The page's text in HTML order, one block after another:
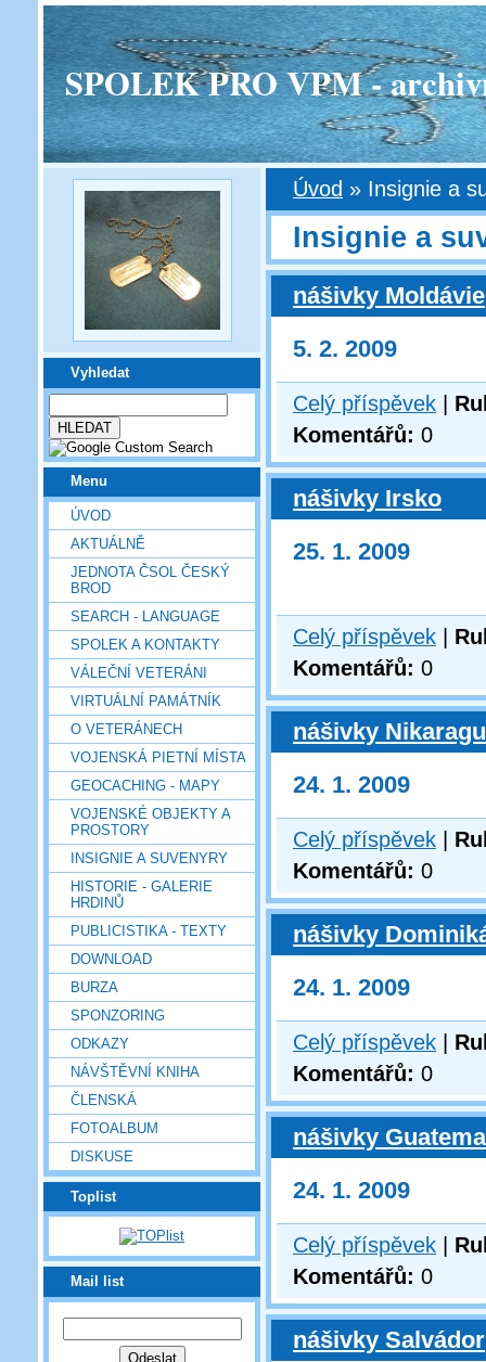
SPOLEK PRO VPM -
Vyhledat
Menu
ÚVOD
AKTUÁLNĚ
JEDNOTA ČSOL ČESKÝ
BROD
SEARCH - LANGUAGE
SPOLEK A KONTAKTY
VÁLEČNÍ VETERÁNI
VIRTUÁLNÍ PAMÁTNÍK
O VETERÁNECH
VOJENSKÁ PIETNÍ MÍSTA
GEOCACHING - MAPY
VOJENSKÉ OBJEKTY A
PROSTORY
INSIGNIE A SUVENYRY
HISTORIE - GALERIE
HRDINŮ
PUBLICISTIKA - TEXTY
DOWNLOAD
BURZA
SPONZORING
ODKAZY
NÁVŠTĚVNÍ KNIHA
ČLENSKÁ
FOTOALBUM
DISKUSE
Toplist
Mail list
Úvod » Insignie a
Insignie a
nášivky Moldávie
5. 2. 2009
Celý příspěvek
Komentářů: 0
nášivky Irsko
25. 1. 2009
Celý příspěvek
Komentářů: 0
nášivky
24. 1. 2009
Celý příspěvek
Komentářů: 0
nášivky
24. 1. 2009
Celý příspěvek
Komentářů: 0
nášivky
24. 1. 2009
Celý příspěvek
Komentářů: 0
nášivky Salvádor